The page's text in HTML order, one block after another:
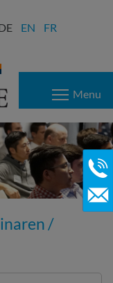
EN FR
Menu
/